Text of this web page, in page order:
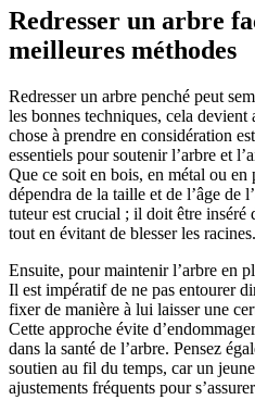
Redresser un arbre
meilleures méthodes
Redresser un arbre penché peut
les bonnes techniques, cela
chose à prendre en considération
essentiels pour soutenir l’arbre et
Que ce soit en bois, en métal ou
dépendra de la taille et de l’âge de
tuteur est crucial ; il doit être inséré
tout en évitant de blesser les racines.
Ensuite, pour maintenir l’arbre en
Il est impératif de ne pas entourer
fixer de manière à lui laisser une
Cette approche évite
dans la santé de l’arbre. Pensez
soutien au fil du temps, car un
ajustements fréquents pour